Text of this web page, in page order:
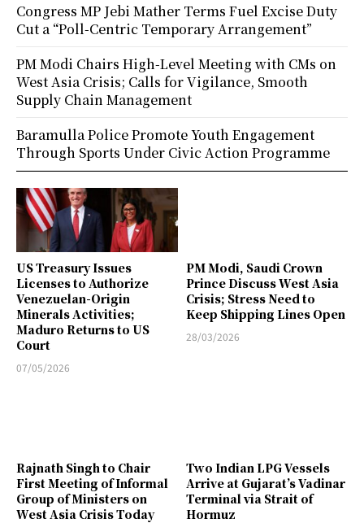
US Treasury Issues
Licenses to Authorize
Venezuelan-Origin
Minerals Activities;
Maduro Returns to US
Court
07/05/2026
PM Modi, Saudi Crown
Prince Discuss West Asia
Crisis; Stress Need to
Keep Shipping Lines Open
28/03/2026
Rajnath Singh to Chair
First Meeting of Informal
Group of Ministers on
West Asia Crisis Today
Two Indian LPG Vessels
Arrive at Gujarat’s Vadinar
Terminal via Strait of
Hormuz
Congress MP Jebi Mather Terms Fuel Excise Duty
Cut a “Poll-Centric Temporary Arrangement”
PM Modi Chairs High-Level Meeting with CMs on
West Asia Crisis; Calls for Vigilance, Smooth
Supply Chain Management
Baramulla Police Promote Youth Engagement
Through Sports Under Civic Action Programme